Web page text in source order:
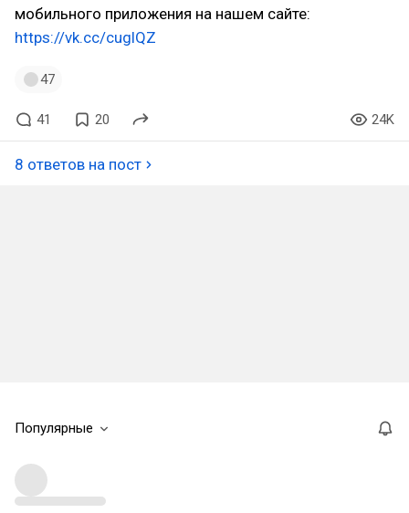
мобильного приложения на нашем сайте:
https://vk.cc/cuglQZ
47
41 20 24K
8 ответов на пост
Популярные